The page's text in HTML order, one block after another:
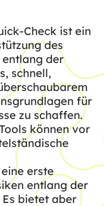
Check ist ein
des
entlang der
schnell,
für
zu schaffen.
können vor
erste
entlang der
bietet aber